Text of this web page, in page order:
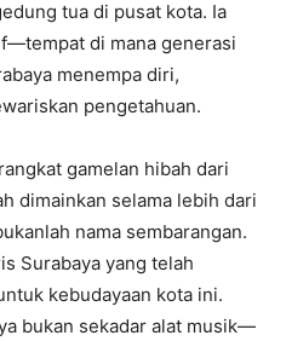
tua di pusat kota. Ia
di mana generasi
menempa diri,
pengetahuan.
gamelan hibah dari
dimainkan selama lebih dari
nama sembarangan.
Surabaya yang telah
kebudayaan kota ini.
bukan sekadar alat musik—